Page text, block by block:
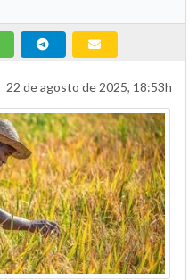
22 de agosto de 2025, 18:53h